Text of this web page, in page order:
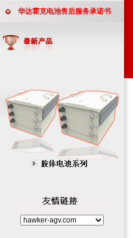
华达霍克电池售后服务承诺书